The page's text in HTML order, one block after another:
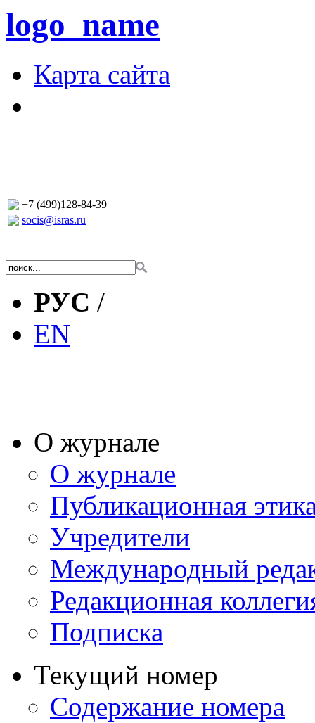
logo_name
Карта сайта
+7 (499)128-84-39
socis@isras.ru
РУС /
EN
О журнале
О журнале
Публикационная
Учредители
Международный
Редакционная
Подписка
Текущий номер
Содержание номера